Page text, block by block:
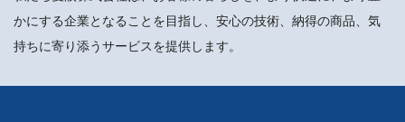
かにする企業となることを目指し、安心の技術、納得の商品、気
持ちに寄り添うサービスを提供します。